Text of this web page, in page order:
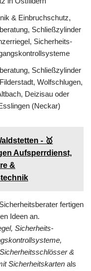
& Einbruchschutz,
Schließzylinder
Sicherheits-
Schließzylinder
Wolfschlugen,
Deizisau oder
(Neckar)
- 🥇
Aufsperrdienst,
&
fertigen
Ideen an.
Sicherheits-
&
Sicherheitskarten als